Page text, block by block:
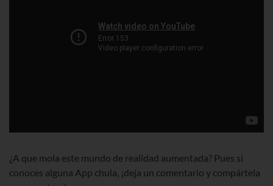
¿A que mola este mundo de realidad aumentada? Pues si
conoces alguna App chula, ¡deja un comentario y compártela